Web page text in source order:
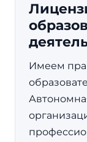
Имеем